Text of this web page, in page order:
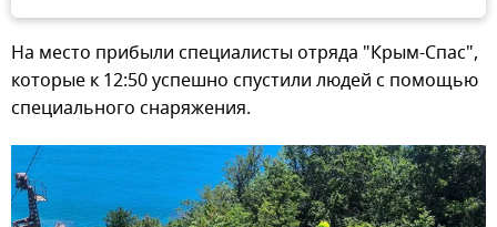
На место прибыли специалисты отряда "Крым-Спас",
которые к 12:50 успешно спустили людей с помощью
специального снаряжения.